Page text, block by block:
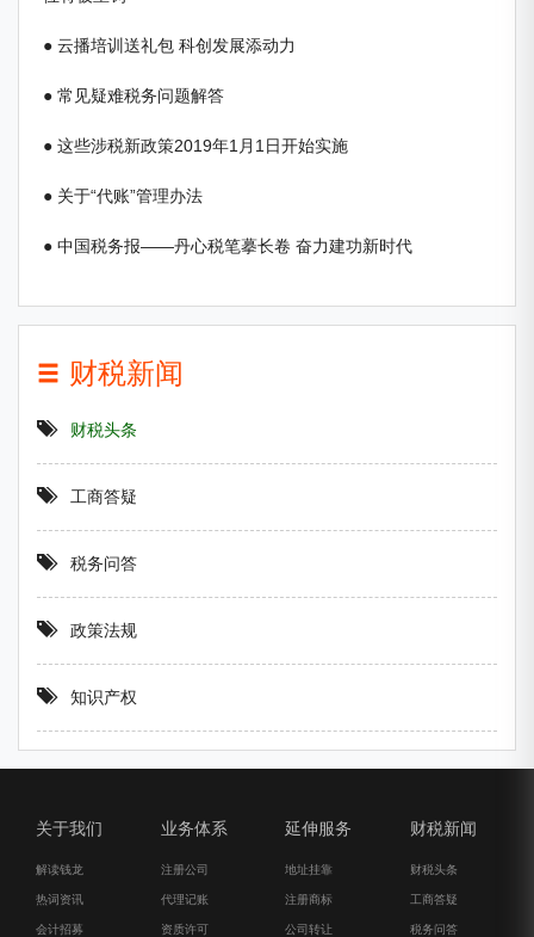
● 云播培训送礼包 科创发展添动力
● 常见疑难税务问题解答
● 这些涉税新政策2019年1月1日开始实施
● 关于“代账”管理办法
● 中国税务报——丹心税笔摹长卷 奋力建功新时代
财税新闻
财税头条
工商答疑
税务问答
政策法规
知识产权
关于我们
解读钱龙
热词资讯
会计招募
业务体系
注册公司
代理记账
资质许可
延伸服务
地址挂靠
注册商标
公司转让
财税新闻
财税头条
工商答疑
税务问答